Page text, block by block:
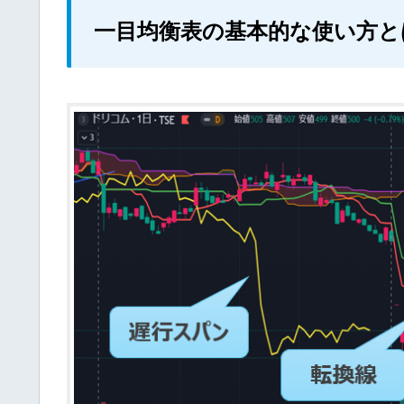
一目均衡表の基本的な使い方